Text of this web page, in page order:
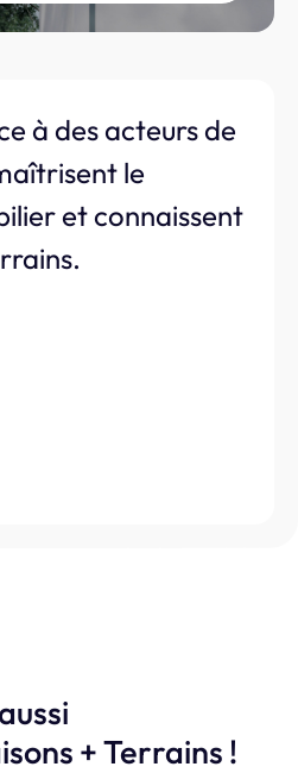
à des acteurs de
le
et connaissent
+ Terrains !